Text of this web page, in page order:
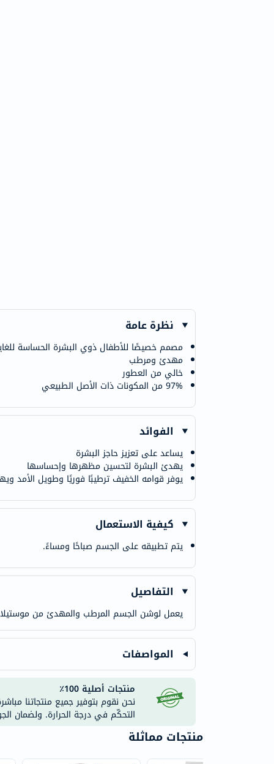
نظرة عامة
مصمم خصيصًا للأطفال ذوي البشرة الحساسة
مهدئ ومرطب
خالي من العطور
97% من المكونات ذات الأصل الطبيعي
الفوائد
يساعد على تعزيز حاجز البشرة
يهدئ البشرة لتحسين مظهرها وإحساسها
يوفر قوامه الخفيف ترطيبًا فوريًا وطويل الأمد
كيفية الاستعمال
يتم تطبيقه على الجسم صباحًا ومساءً.
التفاصيل
يعمل لوشن الجسم المرطب والمهدئ من موستيلا
المواصفات
منتجات أصلية 100٪
نحن نقوم بتوفير جميع منتجاتنا
التحكّم في درجة الحرارة. ولضمان
منتجات مماثلة